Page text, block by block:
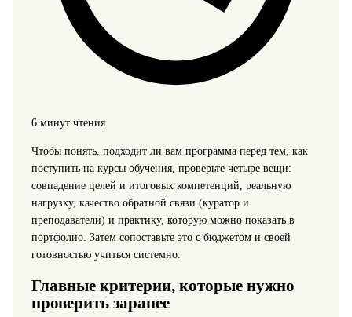
6 минут чтения
Чтобы понять, подходит ли вам программа перед тем, как
поступить на курсы обучения, проверьте четыре вещи:
совпадение целей и итоговых компетенций, реальную
нагрузку, качество обратной связи (куратор и
преподаватели) и практику, которую можно показать в
портфолио. Затем сопоставьте это с бюджетом и своей
готовностью учиться системно.
Главные критерии, которые нужно
проверить заранее